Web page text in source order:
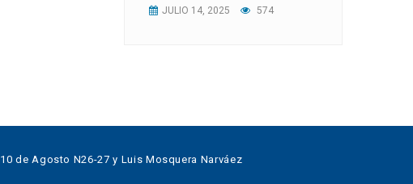
JULIO 14, 2025 574
de Agosto N26-27 y Luis Mosquera Narváez